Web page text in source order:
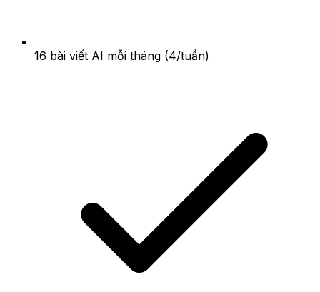
16 bài viết AI mỗi tháng (4/tuần)